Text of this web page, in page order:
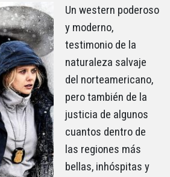
Un western poderoso
y moderno,
testimonio de la
naturaleza salvaje
del norteamericano,
pero también de la
justicia de algunos
cuantos dentro de
las regiones más
bellas, inhóspitas y